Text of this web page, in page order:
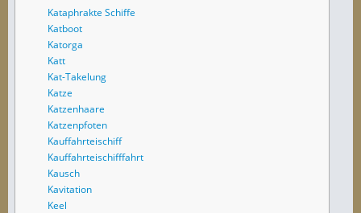
Kataphrakte Schiffe
Katboot
Katorga
Katt
Kat-Takelung
Katze
Katzenhaare
Katzenpfoten
Kauffahrteischiff
Kauffahrteischifffahrt
Kausch
Kavitation
Keel